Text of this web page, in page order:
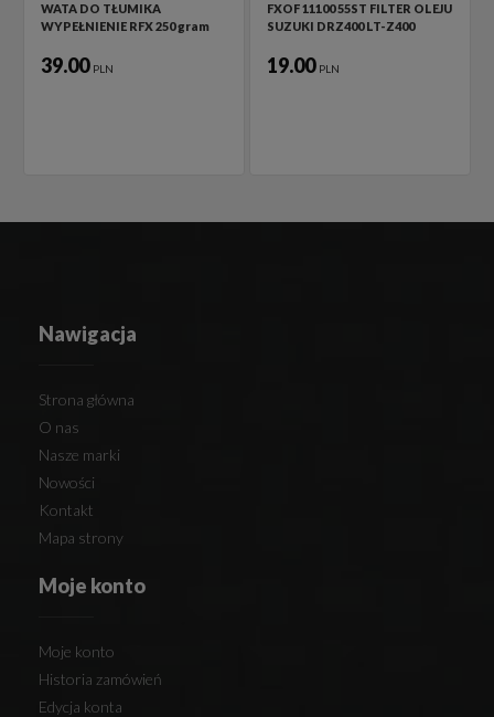
WATA DO TŁUMIKA
WYPEŁNIENIE RFX 250 gram
39.00 PLN
FXOF 11100 55ST FILTER OLEJU
SUZUKI DRZ400 LT-Z400
19.00 PLN
Nawigacja
Strona główna
O nas
Nasze marki
Nowości
Kontakt
Mapa strony
Moje konto
Moje konto
Historia zamówień
Edycja konta